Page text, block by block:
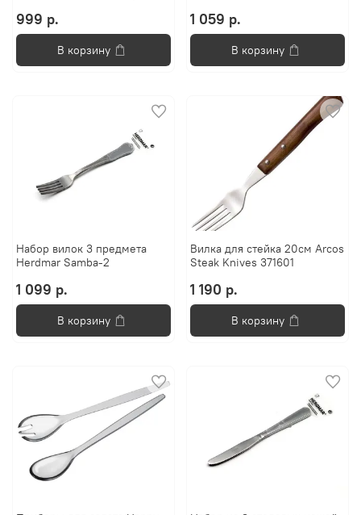
999 р.
В корзину
1 059 р.
В корзину
Набор вилок 3 предмета
Herdmar Samba-2
1 099 р.
В корзину
Вилка для стейка 20см Arcos
Steak Knives 371601
1 190 р.
В корзину